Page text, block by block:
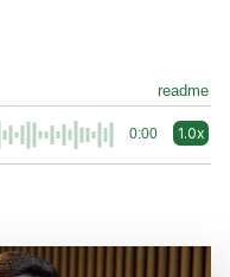
readme
0:00 1.0x